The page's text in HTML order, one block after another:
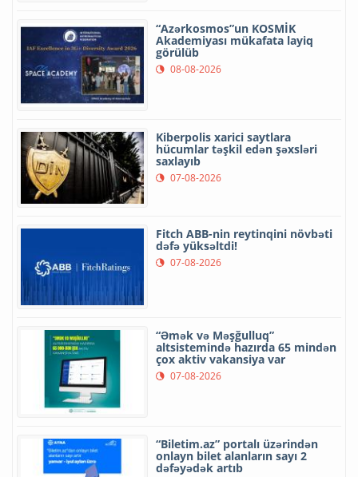
“Azərkosmos”un KOSMİK
Akademiyası mükafata layiq
görülüb
08-08-2026
Kiberpolis xarici saytlara
hücumlar təşkil edən şəxsləri
saxlayıb
07-08-2026
Fitch ABB-nin reytinqini növbəti
dəfə yüksəltdi!
07-08-2026
“Əmək və Məşğulluq”
altsistemində hazırda 65 mindən
çox aktiv vakansiya var
07-08-2026
“Biletim.az” portalı üzərindən
onlayn bilet alanların sayı 2
dəfəyədək artıb